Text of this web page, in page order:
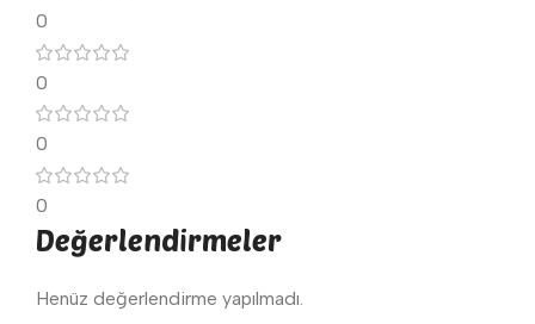
0
0
0
0
Değerlendirmeler
Henüz değerlendirme yapılmadı.